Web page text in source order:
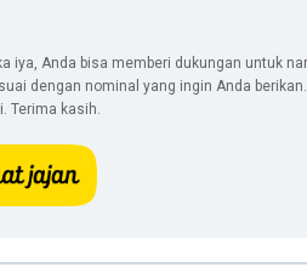
iya, Anda bisa memberi dukungan untuk
dengan nominal yang ingin Anda
Terima kasih.